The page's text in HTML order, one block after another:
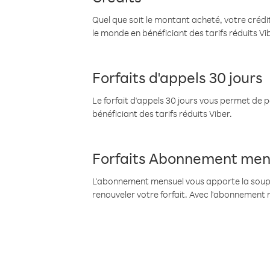
Quel que soit le montant acheté, votre
le monde en bénéficiant des tarifs réduits
Forfaits d'appels 30 jours
Le forfait d'appels 30 jours vous permet de
bénéficiant des tarifs réduits Viber.
Forfaits Abonnement
L'abonnement mensuel vous apporte la
renouveler votre forfait. Avec l'abonnement